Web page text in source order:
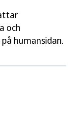
och
humansidan.